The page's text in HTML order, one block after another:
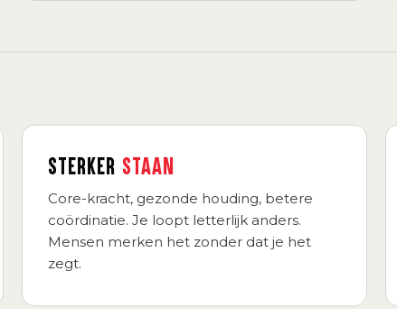
STERKER STAAN
Core-kracht, gezonde houding, betere
coördinatie. Je loopt letterlijk anders.
Mensen merken het zonder dat je het
zegt.